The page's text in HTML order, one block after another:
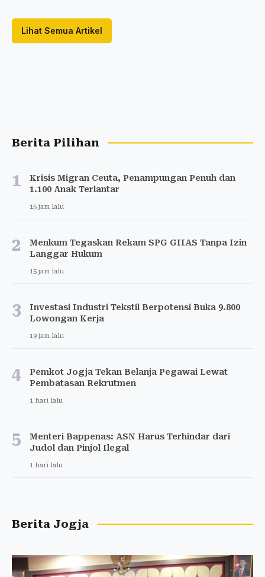
Lihat Semua Artikel
Berita Pilihan
1
Krisis Migran Ceuta, Penampungan Penuh dan
1.100 Anak Terlantar
15 jam lalu
2
Menkum Tegaskan Rekam SPG GIIAS Tanpa Izin
Langgar Hukum
15 jam lalu
3
Investasi Industri Tekstil Berpotensi Buka 9.800
Lowongan Kerja
19 jam lalu
4
Pemkot Jogja Tekan Belanja Pegawai Lewat
Pembatasan Rekrutmen
1 hari lalu
5
Menteri Bappenas: ASN Harus Terhindar dari
Judol dan Pinjol Ilegal
1 hari lalu
Berita Jogja